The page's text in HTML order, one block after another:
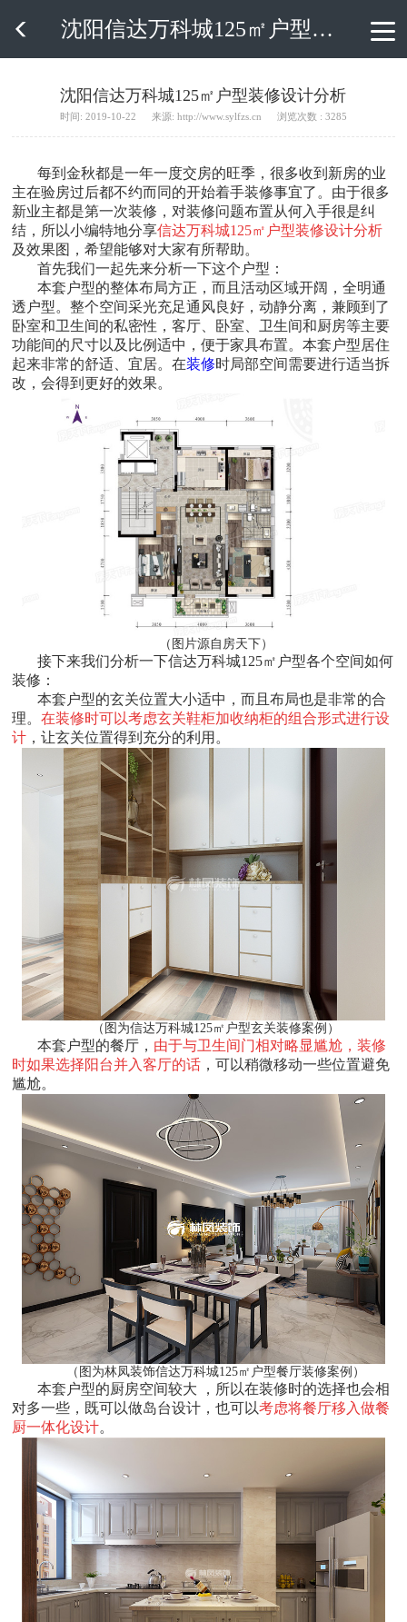
 沈阳信达万科城125㎡户型装修设计分析
沈阳信达万科城125㎡户型装修设计分析
时间: 2019-10-22 来源: http://www.sylfzs.cn 浏览次数 : 3285
每到金秋都是一年一度交房的旺季，很多收到新房的业
主在验房过后都不约而同的开始着手装修事宜了。由于很多
新业主都是第一次装修，对装修问题布置从何入手很是纠
结，所以小编特地分享信达万科城125㎡户型装修设计分析
及效果图，希望能够对大家有所帮助。
首先我们一起先来分析一下这个户型：
本套户型的整体布局方正，而且活动区域开阔，全明通
透户型。整个空间采光充足通风良好，动静分离，兼顾到了
卧室和卫生间的私密性，客厅、卧室、卫生间和厨房等主要
功能间的尺寸以及比例适中，便于家具布置。本套户型居住
起来非常的舒适、宜居。在装修时局部空间需要进行适当拆
改，会得到更好的效果。
（图片源自房天下）
接下来我们分析一下信达万科城125㎡户型各个空间如何
装修：
本套户型的玄关位置大小适中，而且布局也是非常的合
理。在装修时可以考虑玄关鞋柜加收纳柜的组合形式进行设
计 ，让玄关位置得到充分的利用。
（图为信达万科城125㎡户型玄关装修案例）
本套户型的餐厅， 由于与卫生间门相对略显尴尬，装修
时如果选择阳台并入客厅的话 ，可以稍微移动一些位置避免
尴尬。
（图为林凤装饰信达万科城125㎡户型餐厅装修案例）
本套户型的厨房空间较大 ，所以在装修时的选择也会相
对多一些，既可以做岛台设计，也可以考虑将餐厅移入做餐
厨一体化设计。